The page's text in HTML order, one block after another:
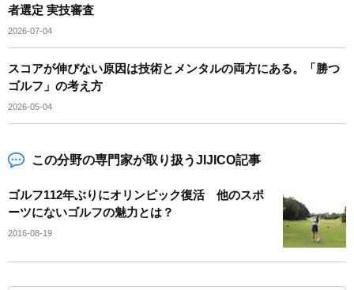
者選定 実技審査
2026-07-04
スコアが伸びない原因は技術とメンタルの両方にある。「勝つ
ゴルフ」の考え方
2026-05-04
この分野の専門家が取り扱うJIJICO記事
ゴルフ112年ぶりにオリンピック復活 他のスポ
ーツにないゴルフの魅力とは？
2016-08-19